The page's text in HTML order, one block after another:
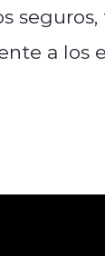
a los